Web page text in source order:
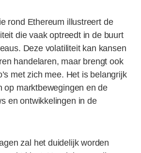
rond Ethereum illustreert de
die vaak optreedt in de buurt
Deze volatiliteit kan kansen
handelaren, maar brengt ook
met zich mee. Het is belangrijk
op marktbewegingen en de
en ontwikkelingen in de
zal het duidelijk worden